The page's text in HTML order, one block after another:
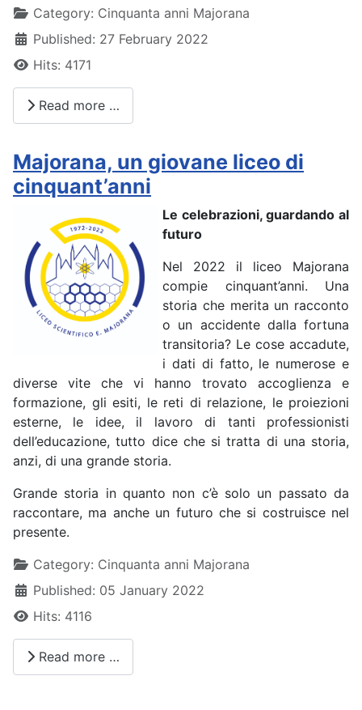
DetailsCategory: Cinquanta anni Majorana
Published: 27 February 2022
Hits: 4171
Read more …
Majorana, un giovane liceo di
cinquant’anni
Le celebrazioni, guardando al
futuro
Nel 2022 il liceo Majorana
compie cinquant’anni. Una
storia che merita un racconto
o un accidente dalla fortuna
transitoria? Le cose accadute,
i dati di fatto, le numerose e
diverse vite che vi hanno trovato accoglienza e
formazione, gli esiti, le reti di relazione, le proiezioni
esterne, le idee, il lavoro di tanti professionisti
dell’educazione, tutto dice che si tratta di una storia,
anzi, di una grande storia.
Grande storia in quanto non c’è solo un passato da
raccontare, ma anche un futuro che si costruisce nel
presente.
DetailsCategory: Cinquanta anni Majorana
Published: 05 January 2022
Hits: 4116
Read more …